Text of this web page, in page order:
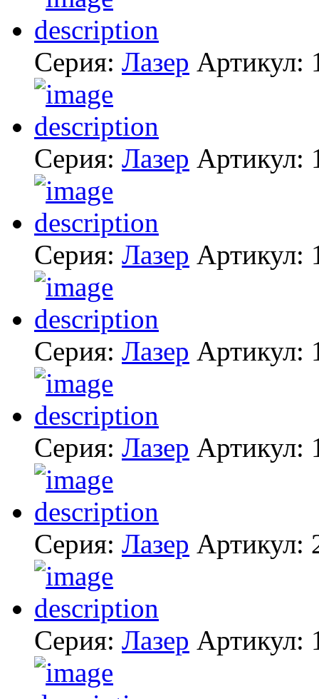
Серия: Лазер Артикул:
Серия: Лазер Артикул:
Серия: Лазер Артикул:
Серия: Лазер Артикул:
Серия: Лазер Артикул:
Серия: Лазер Артикул:
Серия: Лазер Артикул: